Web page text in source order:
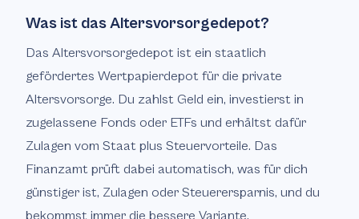
Was ist das Altersvorsorgedepot?
Das Altersvorsorgedepot ist ein staatlich
gefördertes Wertpapierdepot für die private
Altersvorsorge. Du zahlst Geld ein, investierst in
zugelassene Fonds oder ETFs und erhältst dafür
Zulagen vom Staat plus Steuervorteile. Das
Finanzamt prüft dabei automatisch, was für dich
günstiger ist, Zulagen oder Steuerersparnis, und du
bekommst immer die bessere Variante.